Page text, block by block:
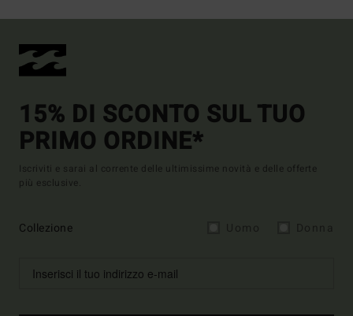
15% DI SCONTO SUL TUO
PRIMO ORDINE*
Iscriviti e sarai al corrente delle ultimissime novità e delle offerte
più esclusive.
Collezione